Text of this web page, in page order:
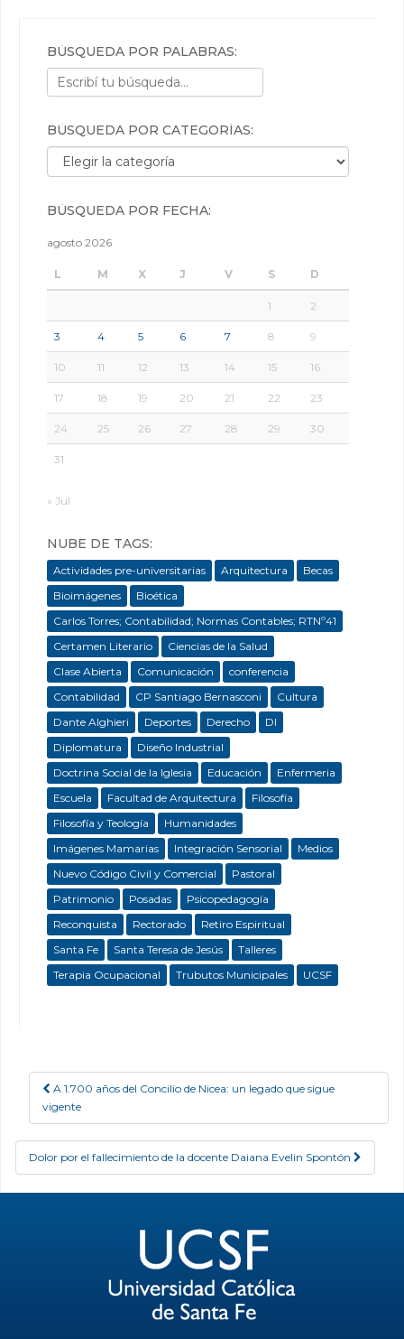
BÚSQUEDA POR PALABRAS:
BÚSQUEDA POR CATEGORÍAS:
Búsqueda por categorías:
BÚSQUEDA POR FECHA:
agosto 2026
L M X J V S D
1 2
3 4 5 6 7 8 9
10 11 12 13 14 15 16
17 18 19 20 21 22 23
24 25 26 27 28 29 30
31
« Jul
NUBE DE TAGS:
Actividades pre-universitarias Arquitectura
Becas
Bioimágenes
Bioética
Carlos Torres; Contabilidad; Normas Contables; RTNº41
Certamen Literario
Ciencias de la Salud
Clase Abierta
Comunicación
conferencia
Contabilidad
CP Santiago Bernasconi
Cultura
Dante Alghieri
Deportes Derecho
DI
Diplomatura
Diseño Industrial
Doctrina Social de la Iglesia
Educación
Enfermeria
Escuela
Facultad de Arquitectura
Filosofía
Filosofía y Teología
Humanidades
Imágenes Mamarias
Integración Sensorial
Medios
Nuevo Código Civil y Comercial
Pastoral
Patrimonio
Posadas
Psicopedagogía
Reconquista
Rectorado
Retiro Espiritual
Santa Fe
Santa Teresa de Jesús
Talleres
Terapia Ocupacional
Trubutos Municipales UCSF
Post navigation
A 1.700 años del Concilio de Nicea: un legado que sigue
vigente
Dolor por el fallecimiento de la docente Daiana Evelin Spontón